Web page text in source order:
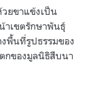
ยขาแข้งเป็น
าเขตรักษาพันธุ์
พื้นที่รูปธรรมของ
กของมูลนิธิสืบนา